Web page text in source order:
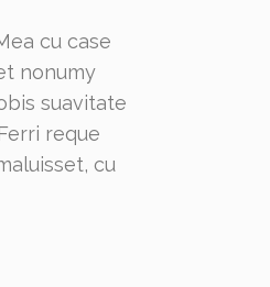
cu case
nonumy
suavitate
reque
cu